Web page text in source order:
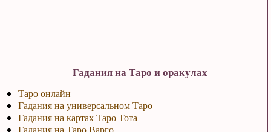
Гадания на Таро и оракулах
Таро онлайн
Гадания на универсальном Таро
Гадания на картах Таро Тота
Гадания на Таро Варго